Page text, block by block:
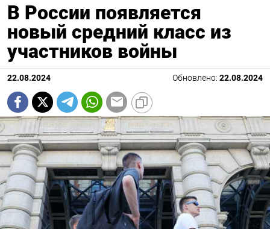
В России появляется
новый средний класс из
участников войны
22.08.2024 Обновлено: 22.08.2024